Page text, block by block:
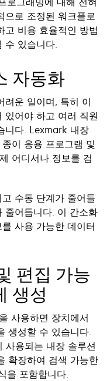
으로 조정된 워크플로
고 비용 효율적인 방법
수 있습니다.
자동화
려운 일이며, 특히 이
있어야 하고 여러 직원
니다. Lexmark 내장
이 응용 프로그램 및
어디서나 정보를 검
수동 단계가 줄어들
줄어듭니다. 이 간소화
사용 가능한 데이터
편집 가능
생성
사용하면 장치에서
생성할 수 있습니다.
사용되는 내장 솔루션
확장하여 검색 가능한
을 포함합니다.